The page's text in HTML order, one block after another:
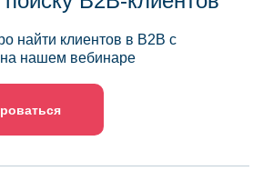
найти клиентов в B2B с
нашем вебинаре